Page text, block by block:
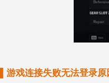
▌游戏连接失败无法登录原